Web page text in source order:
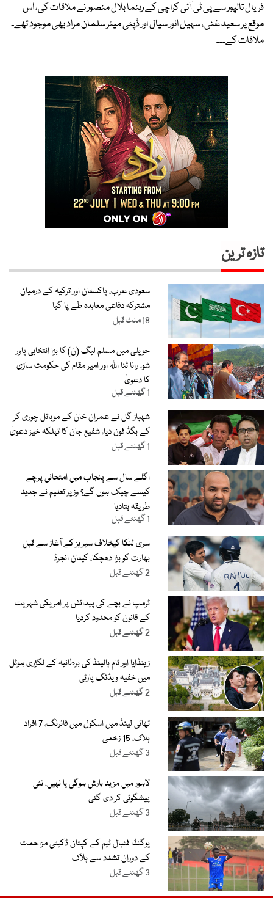
فریال تالپور سے پی ٹی آئی کراچی کے رہنما بلال منصور نے ملاقات کی، اس
موقع پر سعید غنی، سہیل انور سیال اور ڈپٹی میئر سلمان مراد بھی موجود تھے۔
ملاقات کے۔۔۔
تازہ ترین
سعودی عرب، پاکستان اور ترکیہ کے درمیان
مشترکہ دفاعی معاہدہ طے پا گیا
18 منٹ قبل
حویلی میں مسلم لیگ (ن) کا بڑا انتخابی پاور
شو، رانا ثنا اللہ اور امیر مقام کی حکومت سازی
کا دعویٰ
1 گھنٹے قبل
شہباز گل نے عمران خان کے موبائل چوری کر
کے بگڈ فون دیا، شفیع جان کا تہلکہ خیز دعویٰ
1 گھنٹے قبل
اگلے سال سے پنجاب میں امتحانی پرچے
کیسے چیک ہوں گے؟ وزیر تعلیم نے جدید
طریقہ بتادیا
1 گھنٹے قبل
سری لنکا کیخلاف سیریز کے آغاز سے قبل
بھارت کو بڑا دھچکا، کپتان انجرڈ
2 گھنٹے قبل
ٹرمپ نے بچے کی پیدائش پر امریکی شہریت
کے قانون کو محدود کردیا
2 گھنٹے قبل
زینڈایا اور ٹام ہالینڈ کی برطانیہ کے لگژری ہوٹل
میں خفیہ ویڈنگ پارٹی
2 گھنٹے قبل
تھائی لینڈ میں اسکول میں فائرنگ، 7 افراد
ہلاک، 15 زخمی
3 گھنٹے قبل
لاہور میں مزید بارش ہوگی یا نہیں، نئی
پیشگوئی کر دی گئی
3 گھنٹے قبل
یوگنڈا فٹبال ٹیم کے کپتان ڈکیتی مزاحمت
کے دوران تشدد سے ہلاک
3 گھنٹے قبل